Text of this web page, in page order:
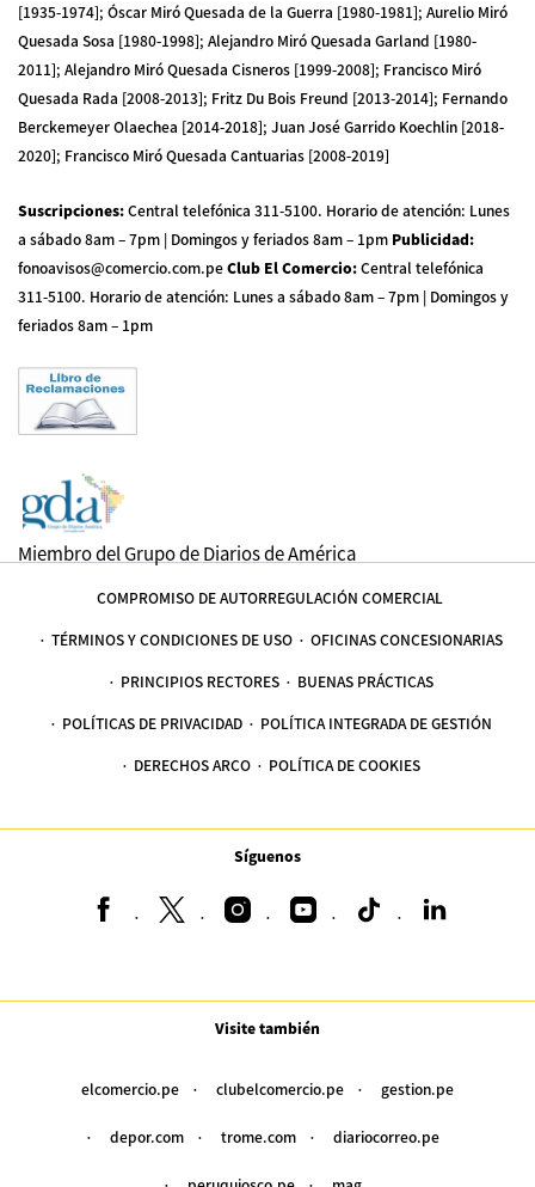
[1935-1974]; Óscar Miró Quesada de la Guerra [1980-1981]; Aurelio Miró
Quesada Sosa [1980-1998]; Alejandro Miró Quesada Garland [1980-
2011]; Alejandro Miró Quesada Cisneros [1999-2008]; Francisco Miró
Quesada Rada [2008-2013]; Fritz Du Bois Freund [2013-2014]; Fernando
Berckemeyer Olaechea [2014-2018]; Juan José Garrido Koechlin [2018-
2020]; Francisco Miró Quesada Cantuarias [2008-2019]
Suscripciones:Central telefónica 311-5100. Horario de atención: Lunes
a sábado 8am – 7pm | Domingos y feriados 8am – 1pm Publicidad:
fonoavisos@comercio.com.peClub El Comercio:Central telefónica
311-5100. Horario de atención: Lunes a sábado 8am – 7pm | Domingos y
feriados 8am – 1pm
Miembro del Grupo de Diarios de América
COMPROMISO DE AUTORREGULACIÓN COMERCIAL
TÉRMINOS Y CONDICIONES DE USO OFICINAS CONCESIONARIAS
PRINCIPIOS RECTORES BUENAS PRÁCTICAS
POLÍTICAS DE PRIVACIDAD POLÍTICA INTEGRADA DE GESTIÓN
DERECHOS ARCO POLÍTICA DE COOKIES
Síguenos
Visite también
elcomercio.pe clubelcomercio.pe gestion.pe
depor.com trome.com diariocorreo.pe